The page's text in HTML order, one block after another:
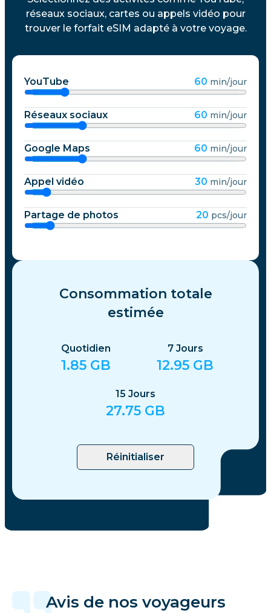
réseaux sociaux, cartes ou appels vidéo pour
trouver le forfait eSIM adapté à votre voyage.
YouTube 60 min/jour
Réseaux sociaux 60 min/jour
Google Maps 60 min/jour
Appel vidéo 30 min/jour
Partage de photos 20 pcs/jour
Consommation totale
estimée
Quotidien
1.85 GB
7 Jours
12.95 GB
15 Jours
27.75 GB
Réinitialiser
Avis de nos voyageurs